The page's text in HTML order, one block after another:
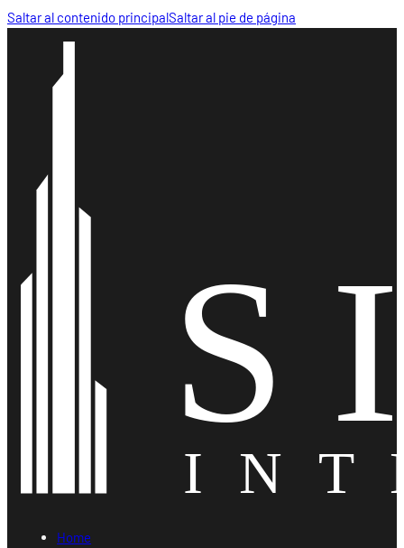
Saltar al contenido principalSaltar al pie de página
Home